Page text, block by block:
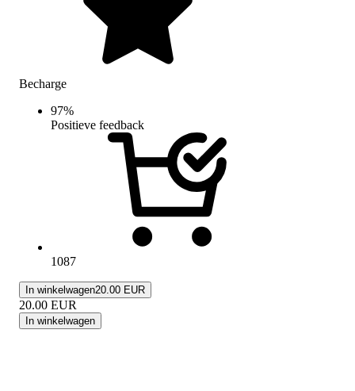
Becharge
97%
Positieve feedback
1087
In winkelwagen20.00 EUR
20.00 EUR
In winkelwagen